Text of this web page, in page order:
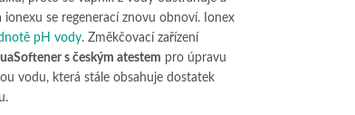
se regenerací znovu obnoví. Ionex
pH vody. Změkčovací zařízení
s českým atestem pro úpravu
vodu, která stále obsahuje dostatek